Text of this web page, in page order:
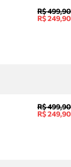
R$ 499,90
R$ 249,90
R$ 499,90
R$ 249,90